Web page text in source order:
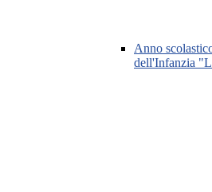
Anno
dell'Infanzia